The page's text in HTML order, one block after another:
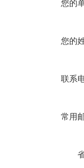
您的
您的
联系
常用